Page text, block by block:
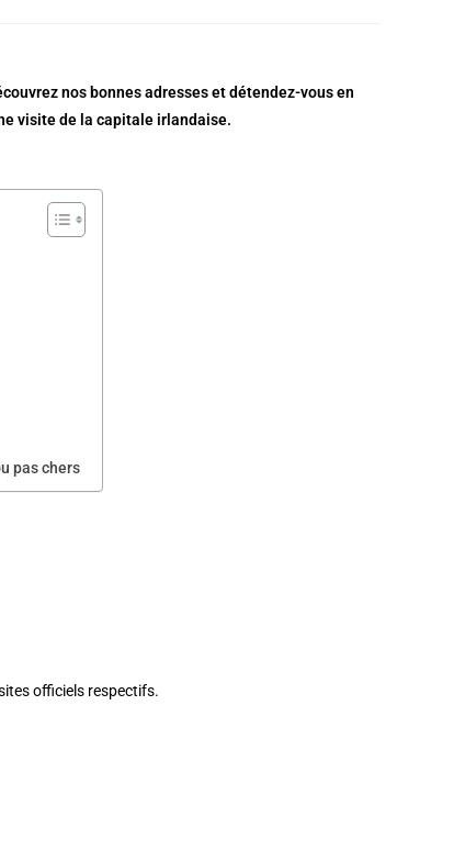
nos bonnes adresses et détendez-vous en
visite de la capitale irlandaise.
pas chers
officiels respectifs.